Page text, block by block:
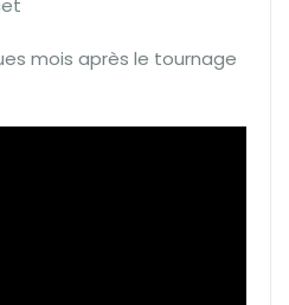
mois après le tournage